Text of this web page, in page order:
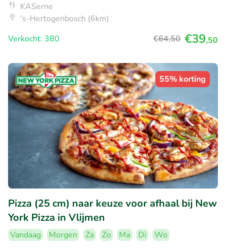
KASerne
's-Hertogenbosch (6km)
Verkocht: 380
€64,50 €39,50
55% korting
Pizza (25 cm) naar keuze voor afhaal bij New
York Pizza in Vlijmen
Vandaag Morgen Za Zo Ma Di
Wo